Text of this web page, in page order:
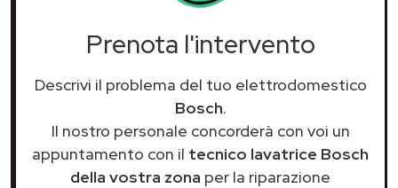
Prenota l'intervento
Descrivi il problema del tuo elettrodomestico
Bosch.
Il nostro personale concorderà con voi un
appuntamento con il tecnico lavatrice Bosch
della vostra zona per la riparazione